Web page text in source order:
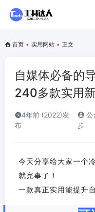
首页 • 实用网站 • 正文
自媒体必备的
240多款实用
4年前 (2022)发
布
公
步
今天分享给大家一个
就完事了！
一款真正实用能提升